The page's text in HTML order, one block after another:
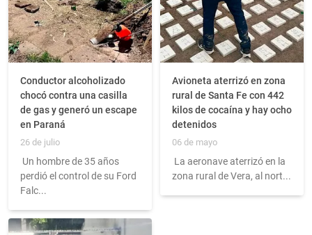
Conductor alcoholizado
chocó contra una casilla
de gas y generó un escape
en Paraná
26 de julio
Un hombre de 35 años
perdió el control de su Ford
Falc...
Avioneta aterrizó en zona
rural de Santa Fe con 442
kilos de cocaína y hay ocho
detenidos
06 de mayo
La aeronave aterrizó en la
zona rural de Vera, al nort...